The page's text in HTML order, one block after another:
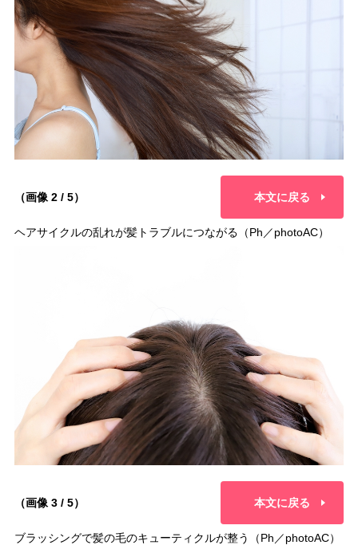
（画像 2 / 5） 本文に戻る
ヘアサイクルの乱れが髪トラブルにつながる（Ph／photoAC）
（画像 3 / 5） 本文に戻る
ブラッシングで髪の毛のキューティクルが整う（Ph／photoAC）